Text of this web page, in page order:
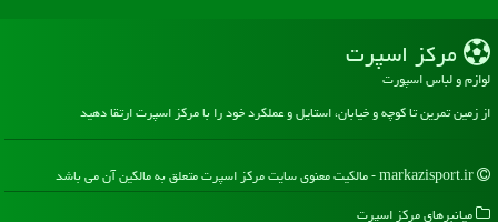
مركز اسپرت
لوازم و لباس اسپورت
از زمین تمرین تا کوچه و خیابان، استایل و عملکرد خود را با مرکز اسپرت ارتقا دهید
میانبرهای مركز اسپرت